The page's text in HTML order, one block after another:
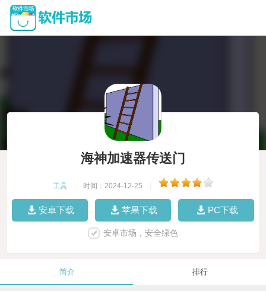
海神加速器传送门
工具 时间：2024-12-25
安卓下载 苹果下载 PC下载
安卓市场，安全绿色
简介 排行